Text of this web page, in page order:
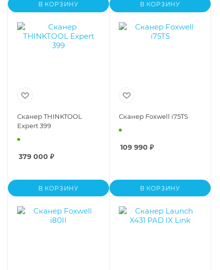
В КОРЗИНУ В КОРЗИНУ
Сканер THINKTOOL
Expert 399
379 000 ₽
В КОРЗИНУ
Сканер Foxwell i75TS
109 990 ₽
В КОРЗИНУ